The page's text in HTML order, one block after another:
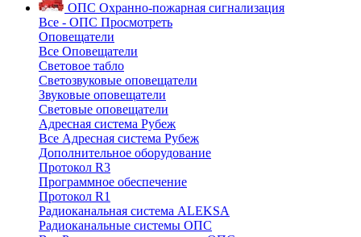
ОПС Охранно-пожарная сигнализация
Все - ОПС Просмотреть
Оповещатели
Все Оповещатели
Световое табло
Светозвуковые оповещатели
Звуковые оповещатели
Световые оповещатели
Адресная система Рубеж
Все Адресная система Рубеж
Дополнительное оборудование
Протокол R3
Программное обеспечение
Протокол R1
Радиоканальная система ALEKSA
Радиоканальные системы ОПС